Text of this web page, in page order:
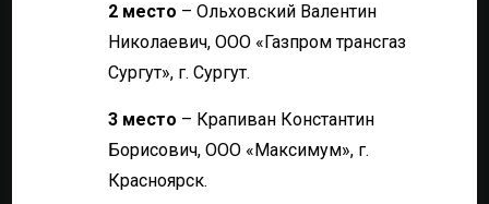
2 место – Ольховский Валентин
Николаевич, ООО «Газпром трансгаз
Сургут», г. Сургут.
3 место – Крапиван Константин
Борисович, ООО «Максимум», г.
Красноярск.